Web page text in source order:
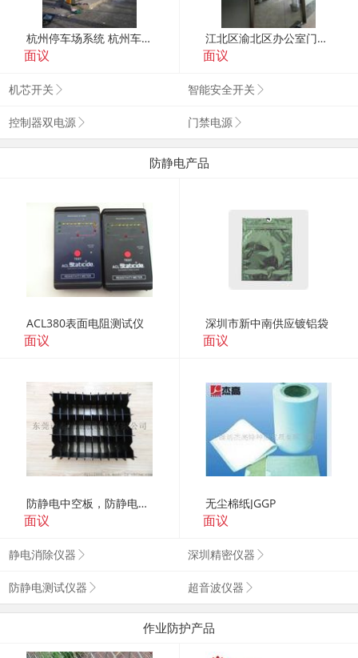
杭州停车场系统 杭州车牌识别系统 杭州智慧停车系统
面议
江北区渝北区办公室门禁地弹门磁力锁指纹密码安装
面议
机芯开关 智能安全开关
控制器双电源 门禁电源
防静电产品
ACL380表面电阻测试仪
面议
深圳市新中南供应镀铝袋
面议
防静电中空板，防静电万通板，防静电刀卡，防静电隔板
面议
无尘棉纸JGGP
面议
静电消除仪器 深圳精密仪器
防静电测试仪器 超音波仪器
作业防护产品